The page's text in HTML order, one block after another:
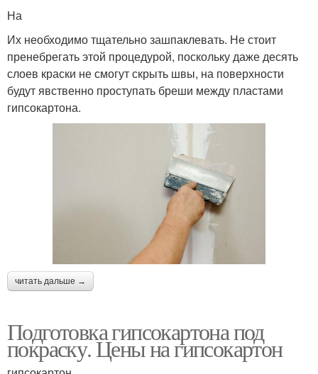
На
Их необходимо тщательно зашпаклевать. Не стоит
пренебрегать этой процедурой, поскольку даже десять
слоев краски не смогут скрыть швы, на поверхности
будут явственно проступать бреши между пластами
гипсокартона.
читать дальше →
Подготовка гипсокартона под
покраску. Цены на гипсокартон